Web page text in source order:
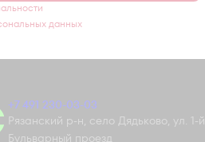
данных
+7 491 230-03-03
Рязанский р-н, село Дядьково, ул. 1-й
Бульварный проезд